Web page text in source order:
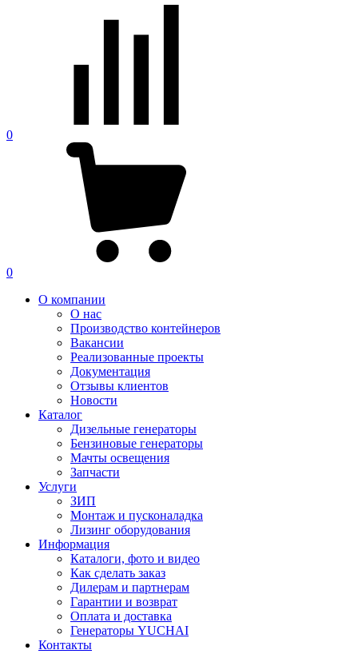
0
0
О компании
О нас
Производство контейнеров
Вакансии
Реализованные проекты
Документация
Отзывы клиентов
Новости
Каталог
Дизельные генераторы
Бензиновые генераторы
Мачты освещения
Запчасти
Услуги
ЗИП
Монтаж и пусконаладка
Лизинг оборудования
Информация
Каталоги, фото и видео
Как сделать заказ
Дилерам и партнерам
Гарантии и возврат
Оплата и доставка
Генераторы YUCHAI
Контакты